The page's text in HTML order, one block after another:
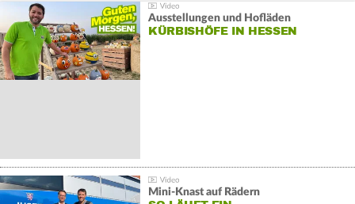
Ausstellungen und Hofläden
KÜRBISHÖFE IN HESSEN
Mini-Knast auf Rädern